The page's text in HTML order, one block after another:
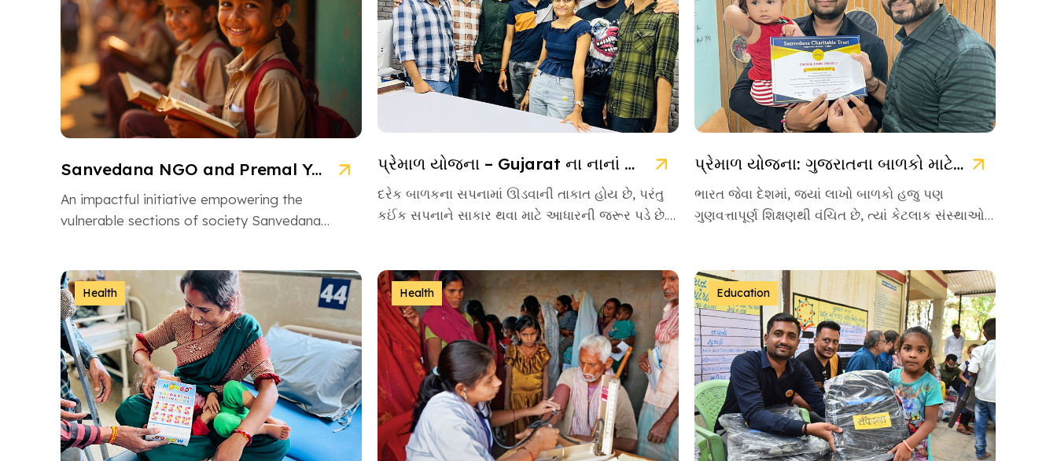
Sanvedana NGO and Premal Yojana: A Model of Social Service
An impactful initiative empowering the
vulnerable sections of society Sanvedana
dedicated […]
પ્રેમાળ યોજના – Gujarat ના નાનાં બાળકો માટે આશાની નવી કિરણ
દરેક બાળકના સપનામાં ઊડવાની તાકાત હોય છે, પરંતુ
કઈંક સપનાને સાકાર થવા માટે આધારની જરૂર પડે છે.
પ્રેમાળ યોજના: ગુજરાતના બાળકો માટે ઉજ્જવળ ભવિષ્યની ચાવી
ભારત જેવા દેશમાં, જ્યાં લાખો બાળકો હજુ પણ
ગુણવત્તાપૂર્ણ શિક્ષણથી વંચિત છે, ત્યાં કેટલાક સંસ્થાઓ
Health Health Education